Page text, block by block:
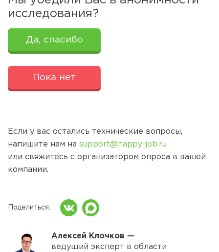
исследования?
Да, спасибо
Пока нет
Если у вас остались технические вопросы,
напишите нам на support@happy-job.ru
или свяжитесь с организатором опроса в вашей
компании.
Поделиться
Алексей Клочков —
ведущий эксперт в области